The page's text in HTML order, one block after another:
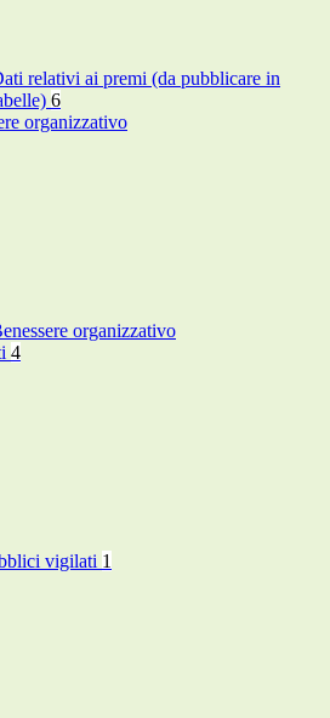
relativi ai premi (da pubblicare in
6
organizzativo
organizzativo
4
vigilati 1